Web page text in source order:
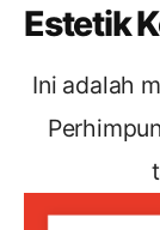
Estetik
Ini adalah